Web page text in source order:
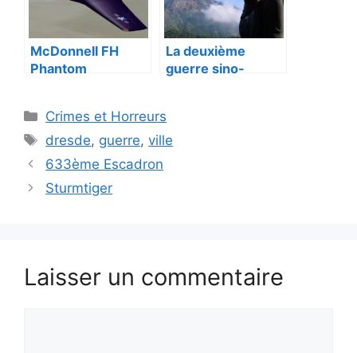
McDonnell FH
Phantom
La deuxième
guerre sino-
Catégories
Crimes et Horreurs
Étiquettes
dresde, guerre,ville
633ème Escadron
Sturmtiger
Laisser un commentaire